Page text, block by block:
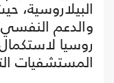
البيلاروسية،
والدعم
روسيا
المستشفيات